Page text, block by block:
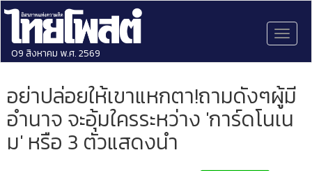
09 สิงหาคม พ.ศ. 2569
อย่าปล่อยให้เขาแหกตา!ถามดังๆผู้มี
อำนาจ จะอุ้มใครระหว่าง 'การ์ดโนเน
ม' หรือ 3 ตัวแสดงนำ